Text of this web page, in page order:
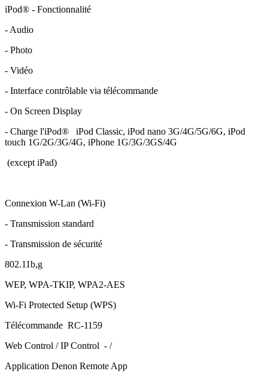
iPod® - Fonctionnalité
- Audio
- Photo
- Vidéo
- Interface contrôlable via télécommande
- On Screen Display
- Charge l'iPod® iPod Classic, iPod nano 3G/4G/5G/6G, iPod
touch 1G/2G/3G/4G, iPhone 1G/3G/3GS/4G
(except iPad)
Connexion W-Lan (Wi-Fi)
- Transmission standard
- Transmission de sécurité
802.11b,g
WEP, WPA-TKIP, WPA2-AES
Wi-Fi Protected Setup (WPS)
Télécommande RC-1159
Web Control / IP Control - /
Application Denon Remote App